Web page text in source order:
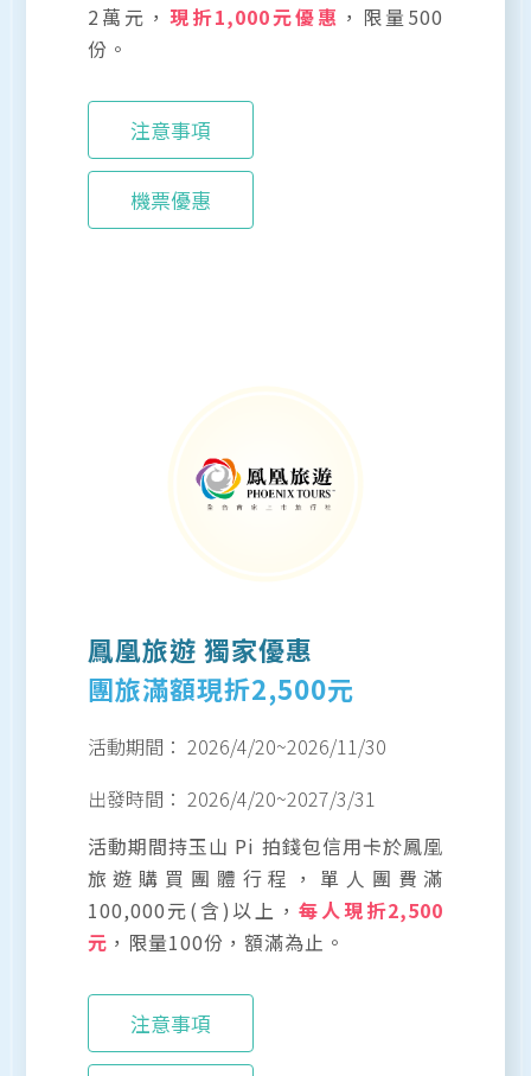
2萬元， 現折1,000元優惠 ，限量500
份。
注意事項
機票優惠
鳳凰旅遊 獨家優惠
團旅滿額現折2,500元
活動期間： 2026/4/20~2026/11/30
出發時間： 2026/4/20~2027/3/31
活動期間持玉山 Pi 拍錢包信用卡於鳳凰
旅遊購買團體行程，單人團費滿
100,000元(含)以上，每人現折2,500
元 ，限量100份，額滿為止。
注意事項